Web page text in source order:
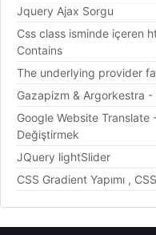
Jquery Ajax Sorgu
Css class isminde içeren
Contains
The underlying provider
Gazapizm & Argorkestra -
Google Website Translate
Değiştirmek
JQuery lightSlider
CSS Gradient Yapımı ,